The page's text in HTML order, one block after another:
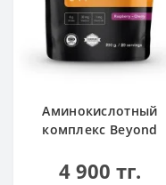
Аминокислотный
комплекс Beyond
200 г
4 900 тг.